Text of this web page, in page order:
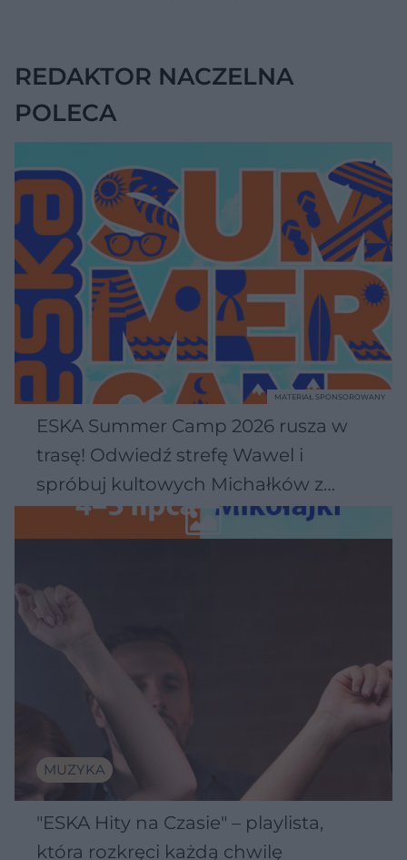
REDAKTOR NACZELNA
POLECA
ESKA Summer Camp 2026 rusza w
trasę! Odwiedź strefę Wawel i
spróbuj kultowych Michałków z
Wawelu
MATERIAŁ SPONSOROWANY
MUZYKA
"ESKA Hity na Czasie" – playlista,
która rozkręci każdą chwilę